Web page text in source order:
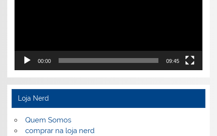
00:00 09:45
Loja Nerd
Quem Somos
comprar na loja nerd